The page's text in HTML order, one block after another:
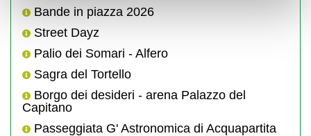
Bande in piazza 2026
Street Dayz
Palio dei Somari - Alfero
Sagra del Tortello
Borgo dei desideri - arena Palazzo del
Capitano
Passeggiata G' Astronomica di Acquapartita